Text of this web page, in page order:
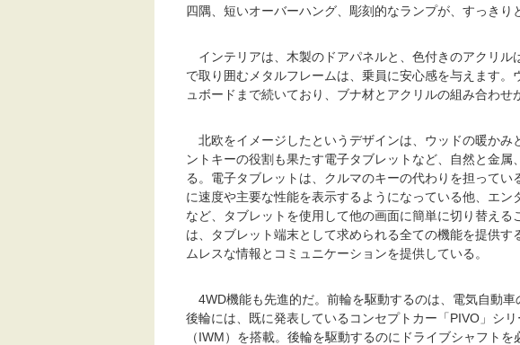
四隅、短いオーバーハング、彫刻的なランプが、すっきり
インテリアは、木製のドアパネルと、色付きのアクリル
で取り囲むメタルフレームは、乗員に安心感を与えます
ュボードまで続いており、ブナ材とアクリルの組み合わせ
北欧をイメージしたというデザインは、ウッドの暖かみ
ントキーの役割も果たす電子タブレットなど、自然と金
る。電子タブレットは、クルマのキーの代わりを担って
に速度や主要な性能を表示するようになっている他、エ
など、タブレットを使用して他の画面に簡単に切り替え
は、タブレット端末として求められる全ての機能を提供
ムレスな情報とコミュニケーションを提供している。
4WD機能も先進的だ。前輪を駆動するのは、電気自動車
後輪には、既に発表しているコンセプトカー「PIVO」シ
（IWM）を搭載。後輪を駆動するのにドライブシャフト